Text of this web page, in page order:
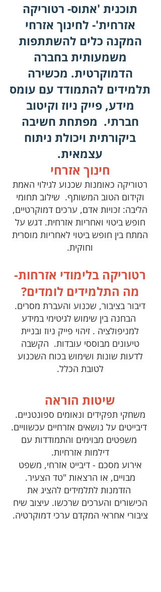
תוכנית 'אתוס- רטוריקה
אזרחית'- לחינוך אזרחי
המקנה כלים להשתתפות
משמעותית בחברה
הדמוקרטית. מכשירה
תלמידים להתמודד עם עומס
מידע, פייק ניוז וקיטוב
חברתי. מפתחת חשיבה
ביקורתית ויכולת ניתוח
עצמאית.
חינוך אזרחי
רטוריקה כאומנות שכנוע לגילוי האמת
וקידום הטוב המשותף. שילוב תחומי
הליבה: זכויות אדם, ערכים דמוקרטיים,
חופש ביטוי ואחריות אזרחית. דגש על
המתח בין חופש ביטוי לאחריות מוסרית
וחוקית.
רטוריקה בלימודי אזרחות-
מה התלמידים לומדים?
דיבור בציבור, שכנוע והעברת מסרים.
הבחנה בין שימוש לגיטימי במידע
למניפולציה . זיהוי פייק ניוז ובניית
טיעונים מבוססי עובדות. הקשבה
לדעות שונות ושימוש בכוח השכנוע
לטובת הכלל.
שיטות הוראה
משחקי תפקידים ונאומים ספונטניים.
דיבייטים על נושאים אזרחיים עכשוויים.
משפטים מבוימים והתמודדות עם
דילמות אזרחיות.
אירוע מסכם - דיבייט אזרחי, משפט
מבויים, או הרצאות "טד הצעיר.
הזדמנות לתלמידים להציג את
הכישורים והערכים שרכשו. עיצוב שיח
ציבורי אחראי המקדם ערכי דמוקרטיה.